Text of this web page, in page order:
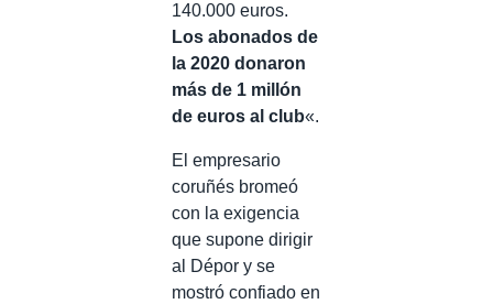
140.000 euros.
Los abonados de
la 2020 donaron
más de 1 millón
de euros al club«.
El empresario
coruñés bromeó
con la exigencia
que supone dirigir
al Dépor y se
mostró confiado en